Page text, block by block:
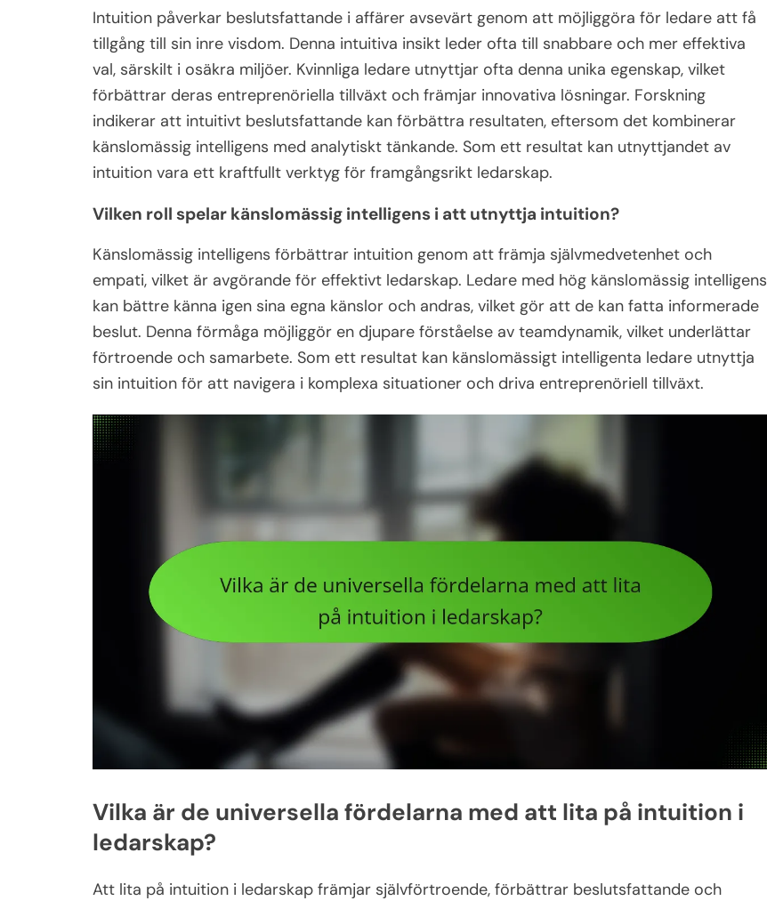
Intuition påverkar beslutsfattande i affärer avsevärt genom att möjliggöra för ledare att få
tillgång till sin inre visdom. Denna intuitiva insikt leder ofta till snabbare och mer effektiva
val, särskilt i osäkra miljöer. Kvinnliga ledare utnyttjar ofta denna unika egenskap, vilket
förbättrar deras entreprenöriella tillväxt och främjar innovativa lösningar. Forskning
indikerar att intuitivt beslutsfattande kan förbättra resultaten, eftersom det kombinerar
känslomässig intelligens med analytiskt tänkande. Som ett resultat kan utnyttjandet av
intuition vara ett kraftfullt verktyg för framgångsrikt ledarskap.
Vilken roll spelar känslomässig intelligens i att utnyttja intuition?
Känslomässig intelligens förbättrar intuition genom att främja självmedvetenhet och
empati, vilket är avgörande för effektivt ledarskap. Ledare med hög känslomässig intelligens
kan bättre känna igen sina egna känslor och andras, vilket gör att de kan fatta informerade
beslut. Denna förmåga möjliggör en djupare förståelse av teamdynamik, vilket underlättar
förtroende och samarbete. Som ett resultat kan känslomässigt intelligenta ledare utnyttja
sin intuition för att navigera i komplexa situationer och driva entreprenöriell tillväxt.
Vilka är de universella fördelarna med att lita på intuition i
ledarskap?
Att lita på intuition i ledarskap främjar självförtroende, förbättrar beslutsfattande och